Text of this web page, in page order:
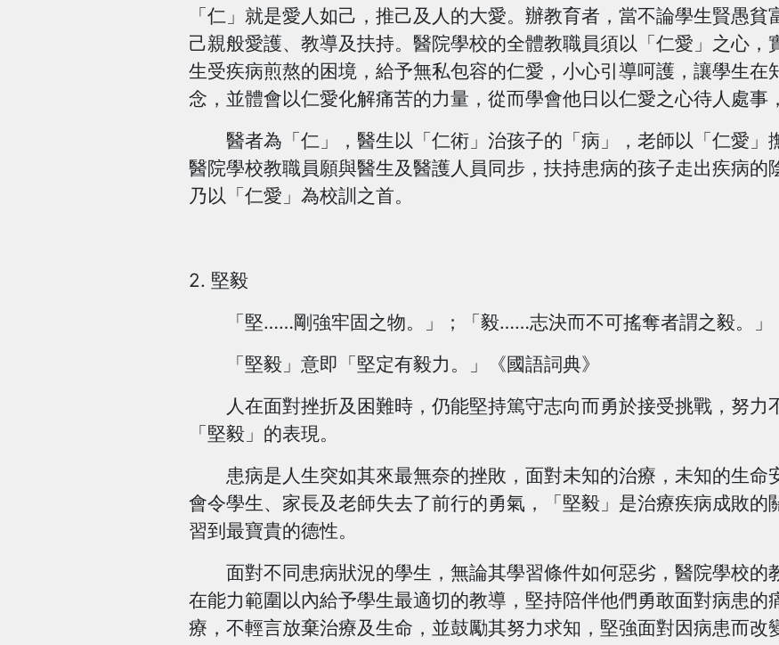
「仁」就是愛人如己，推己及人的大愛。辦教育者，當不論學生賢愚
己親般愛護、教導及扶持。醫院學校的全體教職員須以「仁愛」之心，
生受疾病煎熬的困境，給予無私包容的仁愛，小心引導呵護，讓學生在
念，並體會以仁愛化解痛苦的力量，從而學會他日以仁愛之心待人處事
醫者為「仁」，醫生以「仁術」治孩子的「病」，老師以「仁愛」
醫院學校教職員願與醫生及醫護人員同步，扶持患病的孩子走出疾病的
乃以「仁愛」為校訓之首。
2. 堅毅
「堅……剛強牢固之物。」；「毅……志決而不可搖奪者謂之毅。」
「堅毅」意即「堅定有毅力。」《國語詞典》
人在面對挫折及困難時，仍能堅持篤守志向而勇於接受挑戰，努力
「堅毅」的表現。
患病是人生突如其來最無奈的挫敗，面對未知的治療，未知的生命
會令學生、家長及老師失去了前行的勇氣，「堅毅」是治療疾病成敗的
習到最寶貴的德性。
面對不同患病狀況的學生，無論其學習條件如何惡劣，醫院學校的
在能力範圍以內給予學生最適切的教導，堅持陪伴他們勇敢面對病患的
療，不輕言放棄治療及生命，並鼓勵其努力求知，堅強面對因病患而改